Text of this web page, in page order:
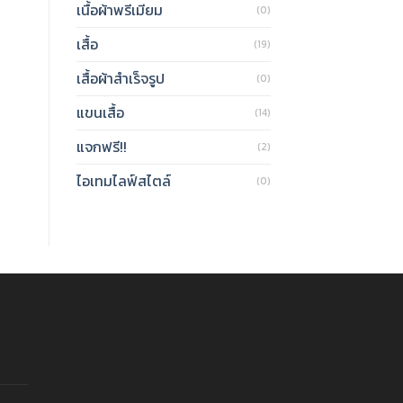
เนื้อผ้าพรีเมียม (0)
เสื้อ (19)
เสื้อผ้าสำเร็จรูป (0)
แขนเสื้อ (14)
แจกฟรี!! (2)
ไอเทมไลฟ์สไตล์ (0)